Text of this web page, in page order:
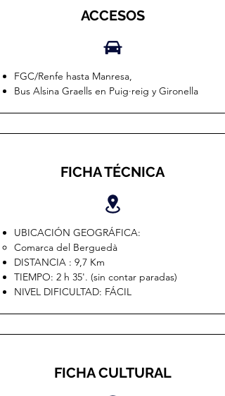
ACCESOS
FGC/Renfe hasta Manresa,
Bus Alsina Graells en Puig·reig y Gironella
FICHA TÉCNICA
UBICACIÓN GEOGRÁFICA:
Comarca del Berguedà
DISTANCIA : 9,7 Km
TIEMPO: 2 h 35'. (sin contar paradas)
NIVEL DIFICULTAD: FÁCIL
FICHA CULTURAL